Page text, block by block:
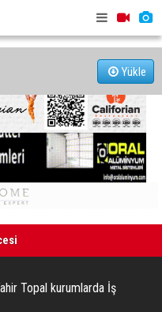
Yükle
temmuzda yüzde 2,9
Topal kurumlarda İş